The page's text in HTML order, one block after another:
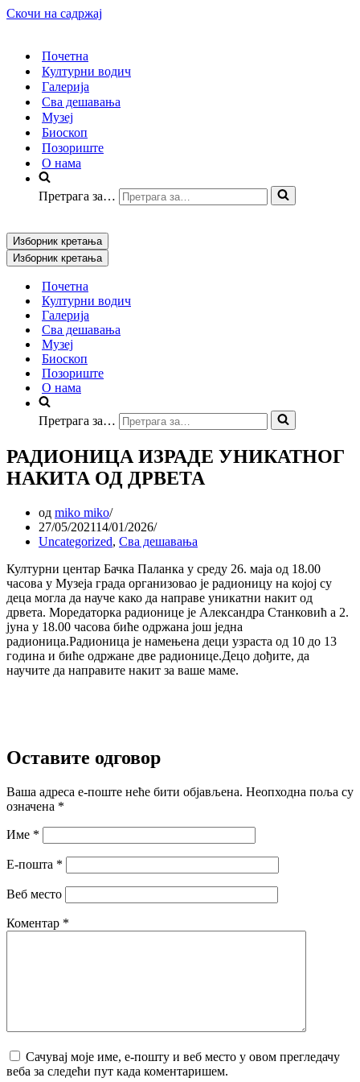
Скочи на садржај
Почетна
Културни водич
Галерија
Сва дешавања
Музеј
Биоскоп
Позориште
О нама
Претрага за…
Изборник кретања
Изборник кретања
Почетна
Културни водич
Галерија
Сва дешавања
Музеј
Биоскоп
Позориште
О нама
Претрага за…
РАДИОНИЦА ИЗРАДЕ УНИКАТНОГ
НАКИТА ОД ДРВЕТА
од miko miko
27/05/202114/01/2026
Uncategorized, Сва дешавања
Културни центар Бачка Паланка у среду 26. маја од 18.00
часова у Музеја града организовао је радионицу на којој су
деца могла да науче како да направе уникатни накит од
дрвета. Моредаторка радионице је Александра Станковић а 2.
јуна у 18.00 часова биће одржана још једна
радионица.Радионица је намењена деци узраста од 10 до 13
година и биће одржане две радионице.Децо дођите, да
научите да направите накит за ваше маме.
Оставите одговор
Ваша адреса е-поште неће бити објављена. Неопходна поља су
означена *
Име *
Е-пошта *
Веб место
Коментар *
Сачувај моје име, е-пошту и веб место у овом прегледачу
веба за следећи пут када коментаришем.